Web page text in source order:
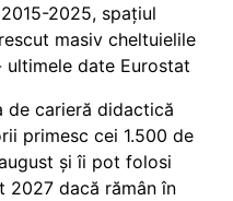
2025, spațiul
masiv cheltuielile
date Eurostat
de carieră didactică
primesc cei 1.500 de
și îi pot folosi
2027 dacă rămân în